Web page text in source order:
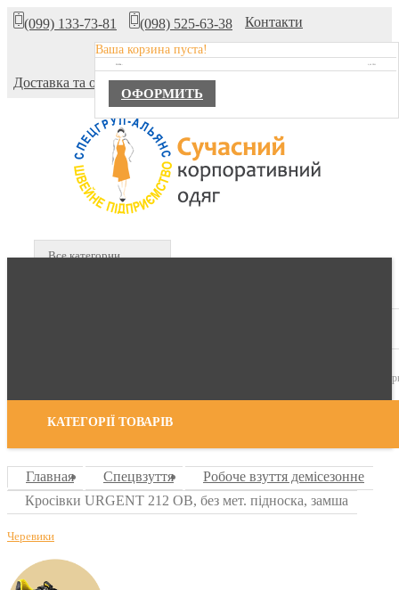
(099) 133-73-81 (098) 525-63-38
Контакти
Доставка та оплата
Все категории
0,00
Ваша корзина пуста!
ОФОРМИТЬ
КАТЕГОРІЇ ТОВАРІВ
Главная Спецвзуття
Робоче взуття демісезонне
Кросівки URGENT 212 OB, без мет. підноска, замша
Черевики